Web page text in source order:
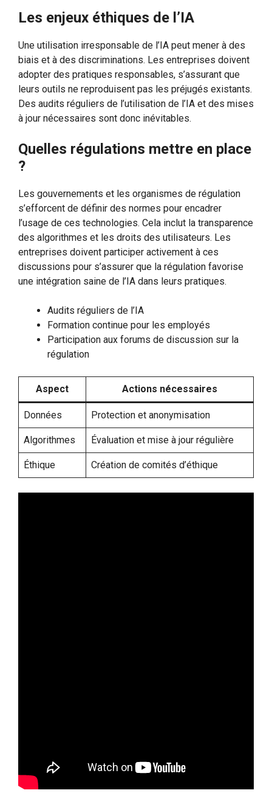
Les enjeux éthiques de l’IA
Une utilisation irresponsable de l’IA peut mener à des
biais et à des discriminations. Les entreprises doivent
adopter des pratiques responsables, s’assurant que
leurs outils ne reproduisent pas les préjugés existants.
Des audits réguliers de l’utilisation de l’IA et des mises
à jour nécessaires sont donc inévitables.
Quelles régulations mettre en place
?
Les gouvernements et les organismes de régulation
s’efforcent de définir des normes pour encadrer
l’usage de ces technologies. Cela inclut la transparence
des algorithmes et les droits des utilisateurs. Les
entreprises doivent participer activement à ces
discussions pour s’assurer que la régulation favorise
une intégration saine de l’IA dans leurs pratiques.
Audits réguliers de l’IA
Formation continue pour les employés
Participation aux forums de discussion sur la
régulation
Aspect Actions nécessaires
Données Protection et anonymisation
Algorithmes Évaluation et mise à jour régulière
Éthique Création de comités d’éthique